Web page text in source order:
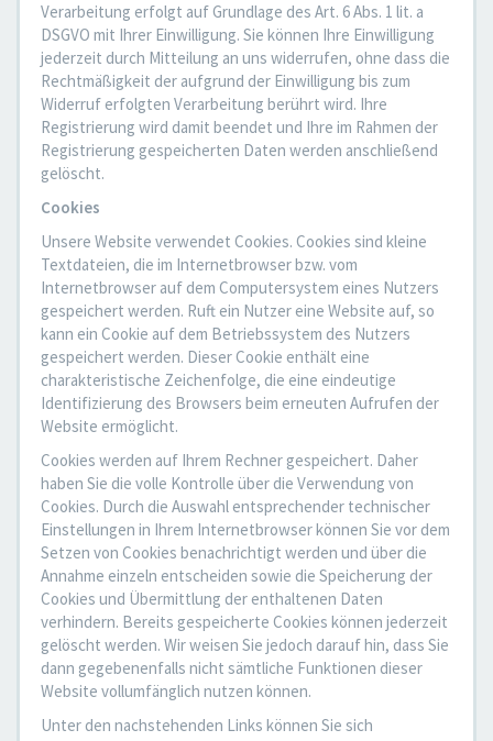
Verarbeitung erfolgt auf Grundlage des Art. 6 Abs. 1 lit. a
DSGVO mit Ihrer Einwilligung. Sie können Ihre Einwilligung
jederzeit durch Mitteilung an uns widerrufen, ohne dass die
Rechtmäßigkeit der aufgrund der Einwilligung bis zum
Widerruf erfolgten Verarbeitung berührt wird. Ihre
Registrierung wird damit beendet und Ihre im Rahmen der
Registrierung gespeicherten Daten werden anschließend
gelöscht.
Cookies
Unsere Website verwendet Cookies. Cookies sind kleine
Textdateien, die im Internetbrowser bzw. vom
Internetbrowser auf dem Computersystem eines Nutzers
gespeichert werden. Ruft ein Nutzer eine Website auf, so
kann ein Cookie auf dem Betriebssystem des Nutzers
gespeichert werden. Dieser Cookie enthält eine
charakteristische Zeichenfolge, die eine eindeutige
Identifizierung des Browsers beim erneuten Aufrufen der
Website ermöglicht.
Cookies werden auf Ihrem Rechner gespeichert. Daher
haben Sie die volle Kontrolle über die Verwendung von
Cookies. Durch die Auswahl entsprechender technischer
Einstellungen in Ihrem Internetbrowser können Sie vor dem
Setzen von Cookies benachrichtigt werden und über die
Annahme einzeln entscheiden sowie die Speicherung der
Cookies und Übermittlung der enthaltenen Daten
verhindern. Bereits gespeicherte Cookies können jederzeit
gelöscht werden. Wir weisen Sie jedoch darauf hin, dass Sie
dann gegebenenfalls nicht sämtliche Funktionen dieser
Website vollumfänglich nutzen können.
Unter den nachstehenden Links können Sie sich